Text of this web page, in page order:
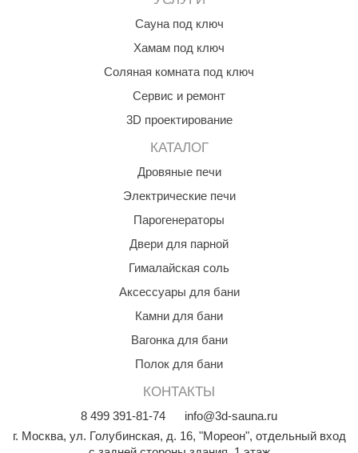
Сауна под ключ
Хамам под ключ
Соляная комната под ключ
Сервис и ремонт
3D проектирование
КАТАЛОГ
Дровяные печи
Электрические печи
Парогенераторы
Двери для парной
Гималайская соль
Аксессуары для бани
Камни для бани
Вагонка для бани
Полок для бани
КОНТАКТЫ
8 499 391-81-74
info@3d-sauna.ru
г. Москва, ул. Голубинская, д. 16, "Мореон", отдельный вход